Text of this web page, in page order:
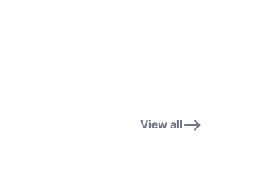
View all